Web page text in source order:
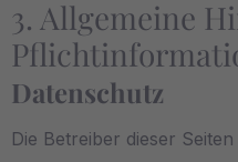
3. Allgemeine
Datenschutz
Die Betreiber dieser